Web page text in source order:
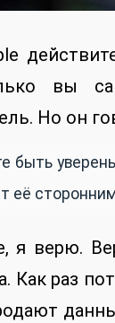
вы
Но он
быть
её
я верю.
Как раз